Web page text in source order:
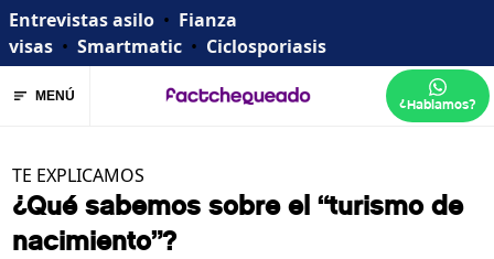
Entrevistas asilo • Fianza
visas • Smartmatic • Ciclosporiasis
MENÚ ¿Hablamos?
TE EXPLICAMOS
¿Qué sabemos sobre el “turismo de
nacimiento”?